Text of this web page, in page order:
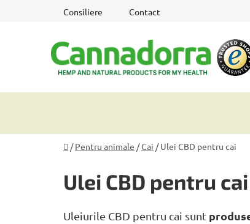
Consiliere Contact
Acasă
/ Pentru animale /Cai / Ulei CBD pentru cai
Ulei CBD pentru cai
Uleiurile CBD pentru cai sunt